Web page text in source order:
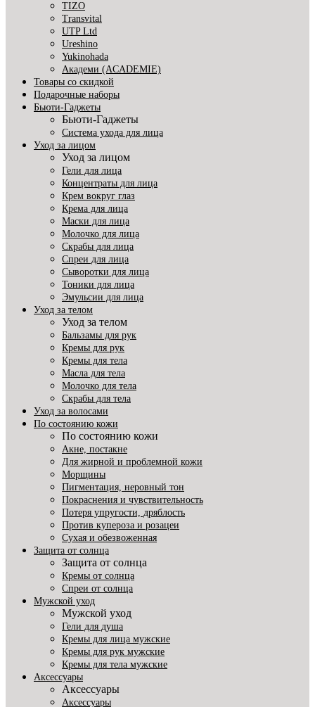
TIZO
Transvital
UTP Ltd
Ureshino
Yukinohada
Академи (ACADEMIE)
Товары со скидкой
Подарочные наборы
Бьюти-Гаджеты
Бьюти-Гаджеты
Система ухода для лица
Уход за лицом
Уход за лицом
Гели для лица
Концентраты для лица
Крем вокруг глаз
Крема для лица
Маски для лица
Молочко для лица
Скрабы для лица
Спреи для лица
Сыворотки для лица
Тоники для лица
Эмульсии для лица
Уход за телом
Уход за телом
Бальзамы для рук
Кремы для рук
Кремы для тела
Масла для тела
Молочко для тела
Скрабы для тела
Уход за волосами
По состоянию кожи
По состоянию кожи
Акне, постакне
Для жирной и проблемной кожи
Морщины
Пигментация, неровный тон
Покраснения и чувствительность
Потеря упругости, дряблость
Против купероза и розацеи
Сухая и обезвоженная
Защита от солнца
Защита от солнца
Кремы от солнца
Спреи от солнца
Мужской уход
Мужской уход
Гели для душа
Кремы для лица мужские
Кремы для рук мужские
Кремы для тела мужские
Аксессуары
Аксессуары
Аксессуары